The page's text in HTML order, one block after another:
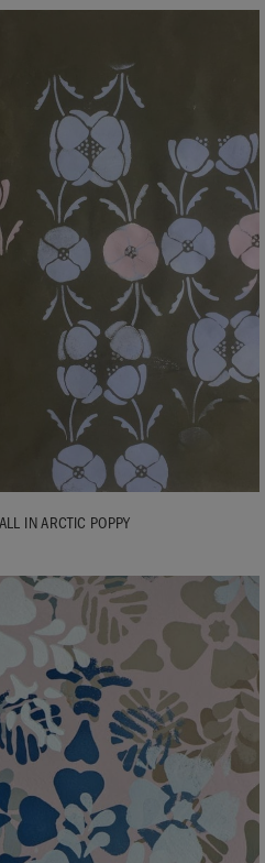
IN ARCTIC POPPY